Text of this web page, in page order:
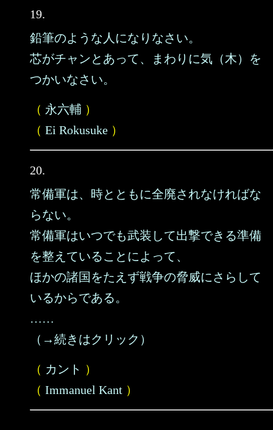
19.
鉛筆のような人になりなさい。
芯がチャンとあって、まわりに気（木）を
つかいなさい。
（ 永六輔 ）
（ Ei Rokusuke ）
20.
常備軍は、時とともに全廃されなければな
らない。
常備軍はいつでも武装して出撃できる準備
を整えていることによって、
ほかの諸国をたえず戦争の脅威にさらして
いるからである。
……
（→続きはクリック）
（ カント ）
（ Immanuel Kant ）